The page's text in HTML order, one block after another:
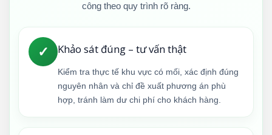
công theo quy trình rõ ràng.
✓ Khảo sát đúng – tư vấn thật
Kiểm tra thực tế khu vực có mối, xác định đúng
nguyên nhân và chỉ đề xuất phương án phù
hợp, tránh làm dư chi phí cho khách hàng.